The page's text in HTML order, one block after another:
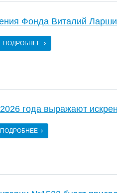
Фонда Виталий
ПОДРОБНЕЕ
года выражают
ПОДРОБНЕЕ